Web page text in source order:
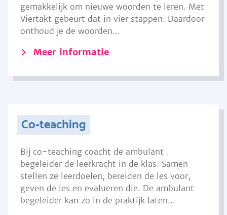
gemakkelijk om nieuwe woorden te leren. Met
Viertakt gebeurt dat in vier stappen. Daardoor
onthoud je de woorden...
Meer informatie
Co-teaching
Bij co-teaching coacht de ambulant
begeleider de leerkracht in de klas. Samen
stellen ze leerdoelen, bereiden de les voor,
geven de les en evalueren die. De ambulant
begeleider kan zo in de praktijk laten...